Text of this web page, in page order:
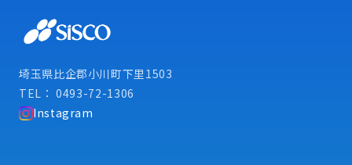
埼玉県比企郡小川町下里1503
TEL： 0493-72-1306
Instagram